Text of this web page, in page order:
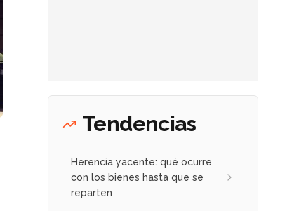
Tendencias
Herencia yacente: qué ocurre
con los bienes hasta que se
reparten